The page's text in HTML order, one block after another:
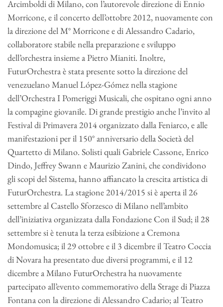
Arcimboldi di Milano, con l’autorevole direzione di Ennio
Morricone, e il concerto dell’ottobre 2012, nuovamente con
la direzione del M° Morricone e di Alessandro Cadario,
collaboratore stabile nella preparazione e sviluppo
dell’orchestra insieme a Pietro Mianiti. Inoltre,
FuturOrchestra è stata presente sotto la direzione del
venezuelano Manuel López-Gómez nella stagione
dell’Orchestra I Pomeriggi Musicali, che ospitano ogni anno
la compagine giovanile. Di grande prestigio anche l’invito al
Festival di Primavera 2014 organizzato dalla Feniarco, e alle
manifestazioni per il 150° anniversario della Società del
Quartetto di Milano. Solisti quali Gabriele Cassone, Enrico
Dindo, Jeffrey Swann e Maurizio Zanini, che condividono
gli scopi del Sistema, hanno affiancato la crescita artistica di
FuturOrchestra. La stagione 2014/2015 si è aperta il 26
settembre al Castello Sforzesco di Milano nell’ambito
dell’iniziativa organizzata dalla Fondazione Con il Sud; il 28
settembre si è tenuta la terza esibizione a Cremona
Mondomusica; il 29 ottobre e il 3 dicembre il Teatro Coccia
di Novara ha presentato due diversi programmi, e il 12
dicembre a Milano FuturOrchestra ha nuovamente
partecipato all’evento commemorativo della Strage di Piazza
Fontana con la direzione di Alessandro Cadario; al Teatro